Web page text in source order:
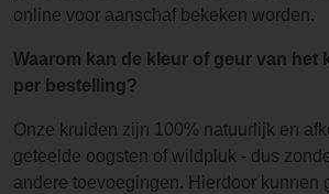
online voor aanschaf bekeken worden.
Waarom kan de kleur of geur van het
per bestelling?
Onze kruiden zijn 100% natuurlijk en
geteelde oogsten of wildpluk - dus
andere toevoegingen. Hierdoor kunnen